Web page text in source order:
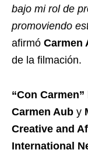
bajo mi rol de
promoviendo
afirmó Carmen
de la filmación.
“Con Carmen”
Carmen Aub y
Creative and
International